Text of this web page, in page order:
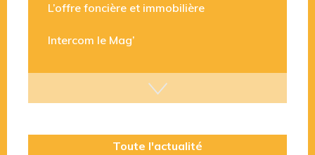
L’offre foncière et immobilière
Intercom le Mag’
Toute l'actualité